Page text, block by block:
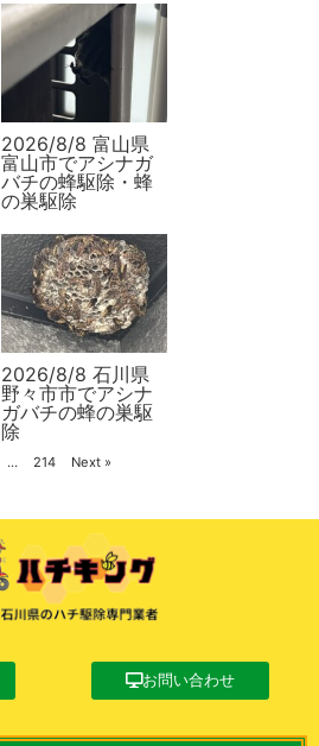
2026/8/8 富山県
富山市でアシナガ
バチの蜂駆除・蜂
の巣駆除
2026/8/8 石川県
野々市市でアシナ
ガバチの蜂の巣駆
除
… 214 Next »
お問い合わせ